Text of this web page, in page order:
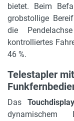
bietet. Beim
grobstollige
die
kontrolliertes
46 %.
Telestapler
Das Touchdisplay